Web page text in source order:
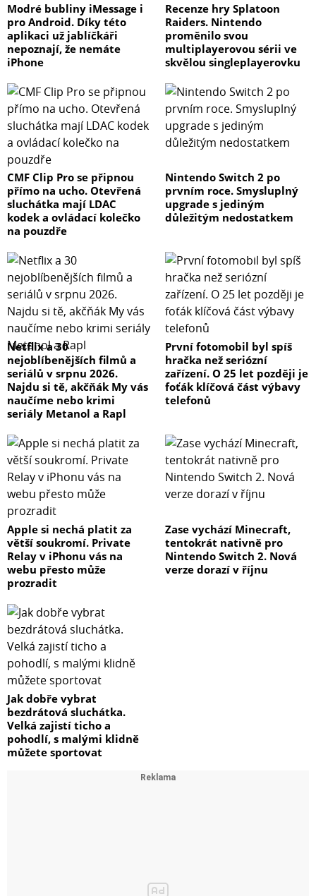
Modré bubliny iMessage i
pro Android. Díky této
aplikaci už jablíčkáři
nepoznají, že nemáte
iPhone
Recenze hry Splatoon
Raiders. Nintendo
proměnilo svou
multiplayerovou sérii ve
skvělou singleplayerovku
CMF Clip Pro se připnou
přímo na ucho. Otevřená
sluchátka mají LDAC
kodek a ovládací kolečko
na pouzdře
Nintendo Switch 2 po
prvním roce. Smysluplný
upgrade s jediným
důležitým nedostatkem
Netflix a 30
nejoblíbenějších filmů a
seriálů v srpnu 2026.
Najdu si tě, akčňák My vás
naučíme nebo krimi
seriály Metanol a Rapl
První fotomobil byl spíš
hračka než seriózní
zařízení. O 25 let později je
foťák klíčová část výbavy
telefonů
Apple si nechá platit za
větší soukromí. Private
Relay v iPhonu vás na
webu přesto může
prozradit
Zase vychází Minecraft,
tentokrát nativně pro
Nintendo Switch 2. Nová
verze dorazí v říjnu
Jak dobře vybrat
bezdrátová sluchátka.
Velká zajistí ticho a
pohodlí, s malými klidně
můžete sportovat